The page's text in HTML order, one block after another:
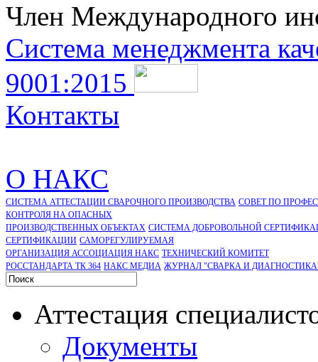
Член Международного
Система менеджмента
9001:2015
Контакты
О НАКС
СИСТЕМА АТТЕСТАЦИИ СВАРОЧНОГО ПРОИЗВОДСТВА СОВЕТ ПО
КОНТРОЛЯ НА ОПАСНЫХ
ПРОИЗВОДСТВЕННЫХ ОБЪЕКТАХ СИСТЕМА ДОБРОВОЛЬНОЙ
CЕРТИФИКАЦИИ САМОРЕГУЛИРУЕМАЯ
ОРГАНИЗАЦИЯ АССОЦИАЦИЯ НАКС ТЕХНИЧЕСКИЙ КОМИТЕТ
РОССТАНДАРТА ТК 364 НАКС МЕДИА ЖУРНАЛ "СВАРКА И
Аттестация
Документы